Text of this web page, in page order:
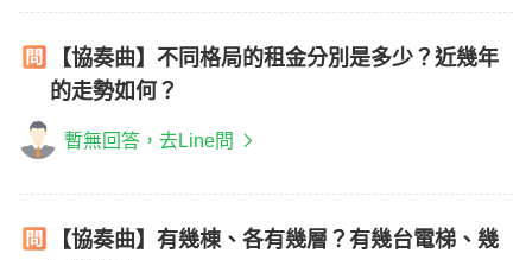
【協奏曲】不同格局的租金分別是多少？近幾年
的走勢如何？
暫無回答，去Line問
【協奏曲】有幾棟、各有幾層？有幾台電梯、幾